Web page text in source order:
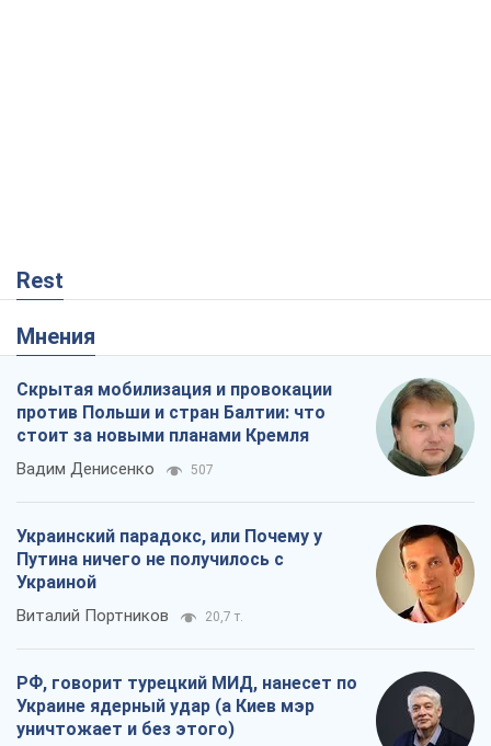
Rest
Мнения
Скрытая мобилизация и провокации
против Польши и стран Балтии: что
стоит за новыми планами Кремля
Вадим Денисенко 507
Украинский парадокс, или Почему у
Путина ничего не получилось с
Украиной
Виталий Портников 20,7 т.
РФ, говорит турецкий МИД, нанесет по
Украине ядерный удар (а Киев мэр
уничтожает и без этого)